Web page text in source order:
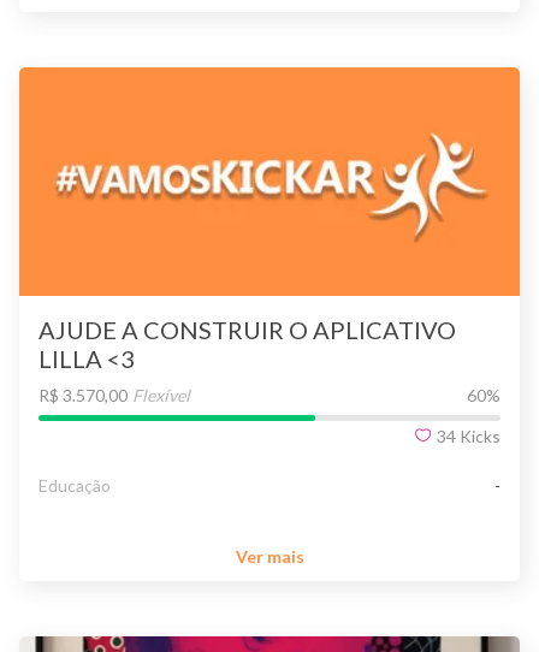
AJUDE A CONSTRUIR O APLICATIVO
LILLA <3
R$ 3.570,00 Flexível 60%
34 Kicks
Educação -
Ver mais